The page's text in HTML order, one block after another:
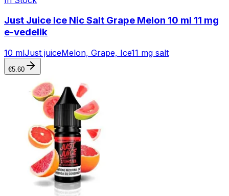
Just Juice Ice Nic Salt Grape Melon 10 ml 11 mg
e-vedelik
10 mlJust juiceMelon, Grape, Ice11 mg salt
€5.60